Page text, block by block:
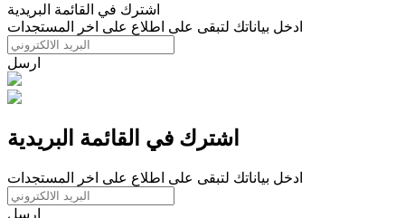
اشترك في القائمة البريدية
ادخل بياناتك لتبقى على اطلاع على اخر المستجدات
ارسل
اشترك في القائمة البريدية
ادخل بياناتك لتبقى على اطلاع على اخر المستجدات
ارسل